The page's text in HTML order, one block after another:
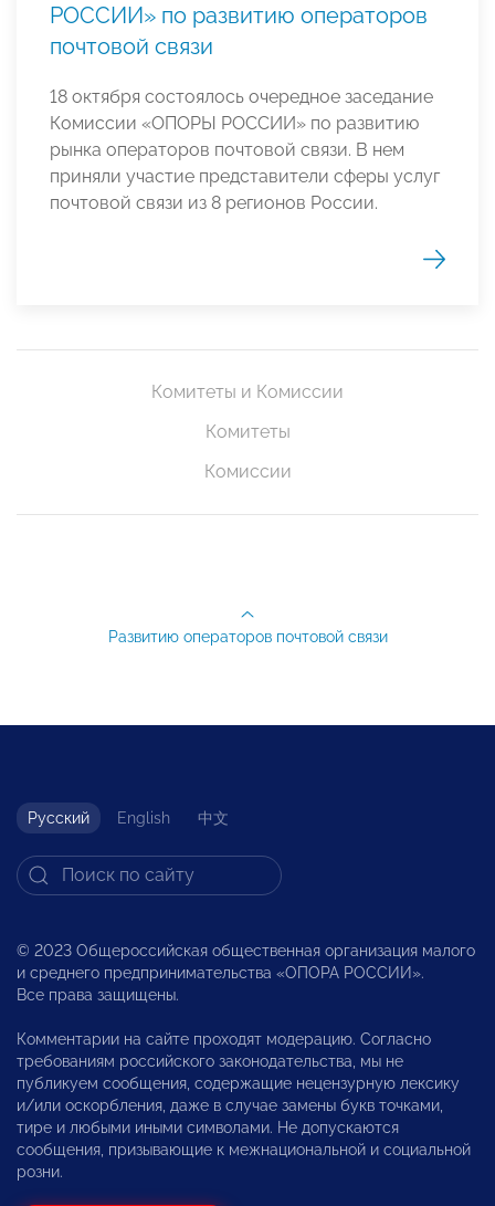
РОССИИ» по развитию операторов
почтовой связи
18 октября состоялось очередное заседание
Комиссии «ОПОРЫ РОССИИ» по развитию
рынка операторов почтовой связи. В нем
приняли участие представители сферы услуг
почтовой связи из 8 регионов России.
Комитеты и Комиссии
Комитеты
Комиссии
Развитию операторов почтовой связи
Русский English 中文
© 2023 Общероссийская общественная организация малого
и среднего предпринимательства «ОПОРА РОССИИ».
Все права защищены.
Комментарии на сайте проходят модерацию. Согласно
требованиям российского законодательства, мы не
публикуем сообщения, содержащие нецензурную лексику
и/или оскорбления, даже в случае замены букв точками,
тире и любыми иными символами. Не допускаются
сообщения, призывающие к межнациональной и социальной
розни.